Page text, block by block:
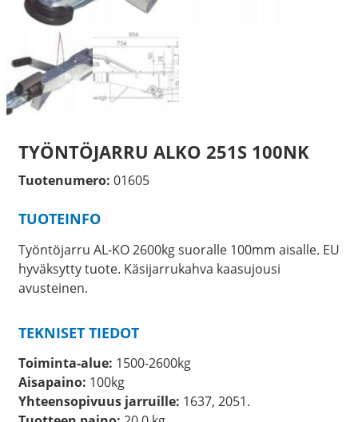
TYÖNTÖJARRU ALKO 251S 100NK
Tuotenumero: 01605
TUOTEINFO
Työntöjarru AL-KO 2600kg suoralle 100mm aisalle. EU
hyväksytty tuote. Käsijarrukahva kaasujousi
avusteinen.
TEKNISET TIEDOT
Toiminta-alue: 1500-2600kg
Aisapaino: 100kg
Yhteensopivuus jarruille: 1637, 2051.